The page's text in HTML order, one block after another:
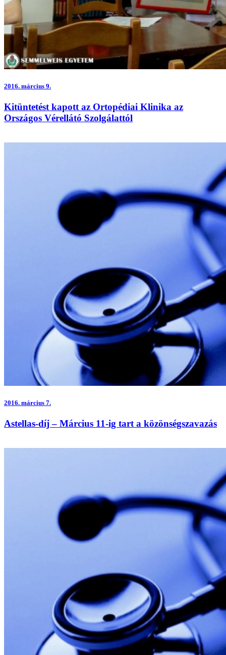
2016. március 9.
Kitüntetést kapott az Ortopédiai Klinika az
Országos Vérellátó Szolgálattól
2016. március 7.
Astellas-díj – Március 11-ig tart a közönségszavazás